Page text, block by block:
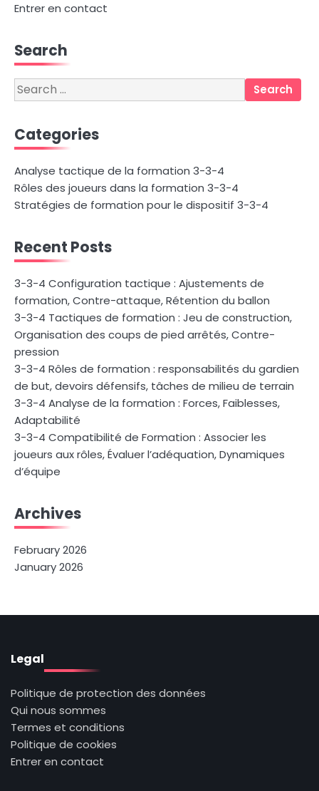
Entrer en contact
Search
Search
for:
Categories
Analyse tactique de la formation 3-3-4
Rôles des joueurs dans la formation 3-3-4
Stratégies de formation pour le dispositif 3-3-4
Recent Posts
3-3-4 Configuration tactique : Ajustements de
formation, Contre-attaque, Rétention du ballon
3-3-4 Tactiques de formation : Jeu de construction,
Organisation des coups de pied arrêtés, Contre-
pression
3-3-4 Rôles de formation : responsabilités du gardien
de but, devoirs défensifs, tâches de milieu de terrain
3-3-4 Analyse de la formation : Forces, Faiblesses,
Adaptabilité
3-3-4 Compatibilité de Formation : Associer les
joueurs aux rôles, Évaluer l’adéquation, Dynamiques
d’équipe
Archives
February 2026
January 2026
Legal
Politique de protection des données
Qui nous sommes
Termes et conditions
Politique de cookies
Entrer en contact